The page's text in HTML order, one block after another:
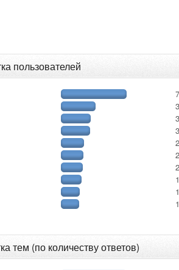
пользователей
тем (по количеству ответов)